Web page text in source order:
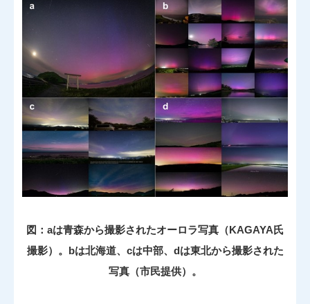
図：aは青森から撮影されたオーロラ写真（KAGAYA氏
撮影）。bは北海道、cは中部、dは東北から撮影された
写真（市民提供）。